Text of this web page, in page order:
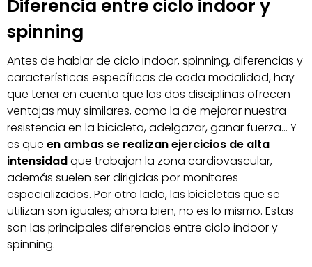
Diferencia entre ciclo indoor y
spinning
Antes de hablar de ciclo indoor, spinning, diferencias y
características específicas de cada modalidad, hay
que tener en cuenta que las dos disciplinas ofrecen
ventajas muy similares, como la de mejorar nuestra
resistencia en la bicicleta, adelgazar, ganar fuerza… Y
es que en ambas se realizan ejercicios de alta
intensidadque trabajan la zona cardiovascular,
además suelen ser dirigidas por monitores
especializados. Por otro lado, las bicicletas que se
utilizan son iguales; ahora bien, no es lo mismo. Estas
son las principales diferencias entre ciclo indoor y
spinning.